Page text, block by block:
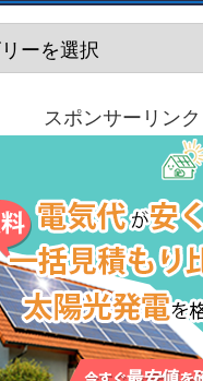
スポンサーリンク